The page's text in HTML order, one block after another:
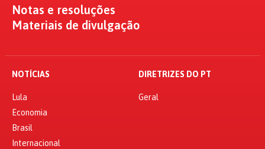
Notas e resoluções
Materiais de divulgação
NOTÍCIAS
Lula
Economia
Brasil
Internacional
DIRETRIZES DO PT
Geral